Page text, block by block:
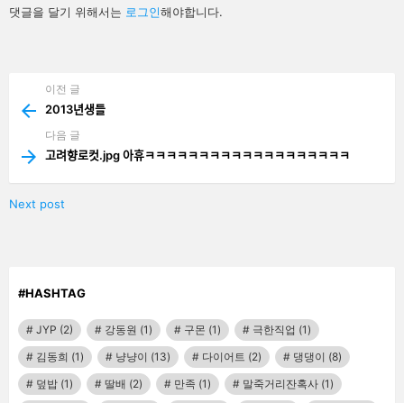
답
글
댓글을 달기 위해서는 로그인해야합니다.
more
이전 글
2013년생들
다음 글
고려향로컷.jpg 아휴ㅋㅋㅋㅋㅋㅋㅋㅋㅋㅋㅋㅋㅋㅋㅋㅋㅋㅋㅋ
Next post
#HASHTAG
JYP (2) 강동원 (1) 구몬 (1) 극한직업 (1)
김동희 (1) 냥냥이 (13) 다이어트 (2) 댕댕이 (8)
덮밥 (1) 딸배 (2) 만족 (1) 말죽거리잔혹사 (1)